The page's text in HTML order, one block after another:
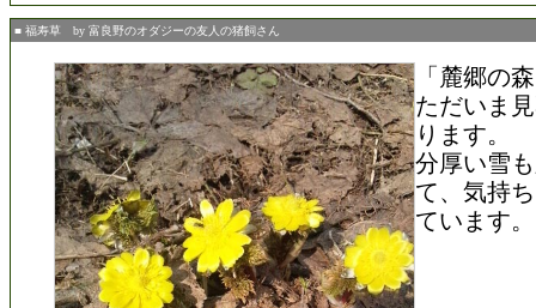
■ 福寿草 by 富良野のオダジーの友人の猪飼さん
「麓郷の
ただいま
ります。
分厚い雪
て、気持
ています。